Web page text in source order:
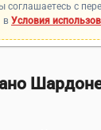
соглашаетесь с
в Условия